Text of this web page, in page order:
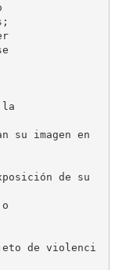
la
su imagen en
de su
de violenci